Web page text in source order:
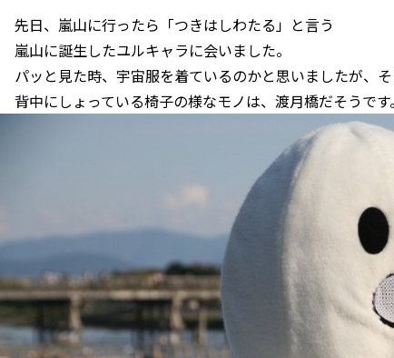
先日、嵐山に行ったら「つきはしわたる」と言う
嵐山に誕生したユルキャラに会いました。
パッと見た時、宇宙服を着ているのかと思いましたが、
背中にしょっている椅子の様なモノは、渡月橋だそうです。